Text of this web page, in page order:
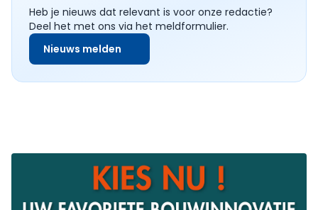
Heb je nieuws dat relevant is voor onze redactie?
Deel het met ons via het meldformulier.
Nieuws melden